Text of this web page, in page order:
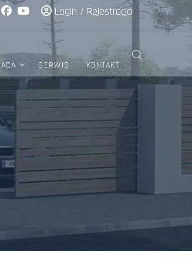
Login / Rejestracja
SERWIS KONTAKT